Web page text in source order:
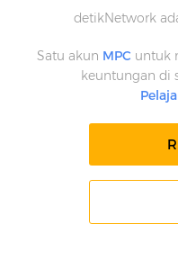
detikNetwork
Satu akun MPC untuk
keuntungan di